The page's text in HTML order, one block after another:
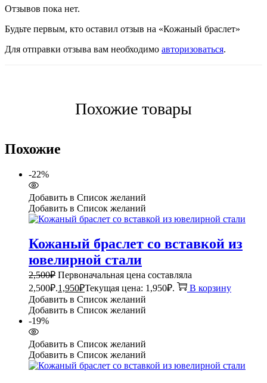
Отзывов пока нет.
Будьте первым, кто оставил отзыв на «Кожаный браслет»
Для отправки отзыва вам необходимо авторизоваться.
Похожие товары
Похожие
-22%
Добавить в Список желаний
Добавить в Список желаний
Кожаный браслет со вставкой из
ювелирной стали
2,500₽ Первоначальная цена составляла
2,500₽.1,950₽Текущая цена: 1,950₽.
В корзину
Добавить в Список желаний
Добавить в Список желаний
-19%
Добавить в Список желаний
Добавить в Список желаний